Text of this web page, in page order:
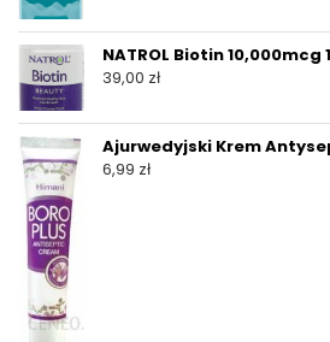
NATROL Biotin 10,000mcg
39,00 zł
Ajurwedyjski Krem
6,99 zł